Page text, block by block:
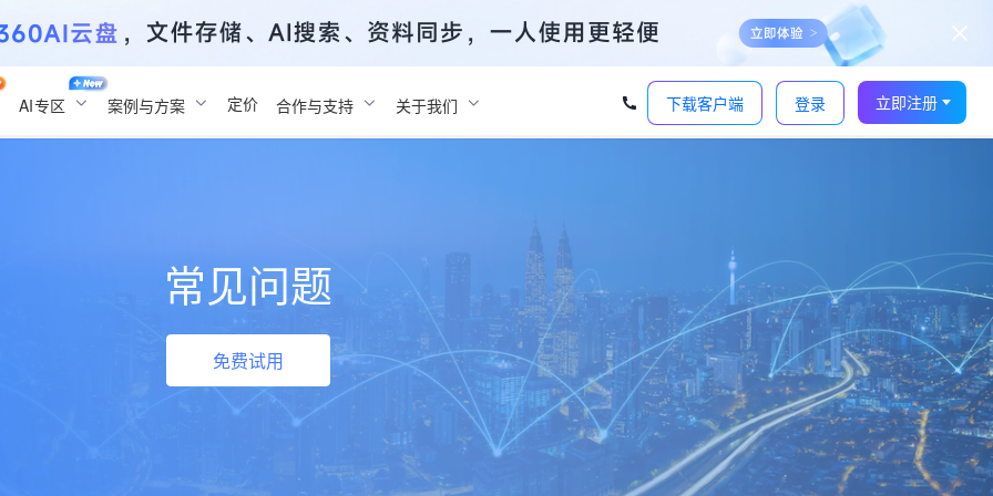
AI专区 案例与方案 定价 合作与支持 关于我们 下载客户端 登录 立即注册
常见问题
免费试用